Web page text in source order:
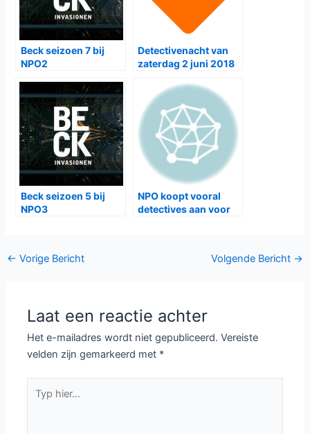
Beck seizoen 7 bij
NPO2
Detectivenacht van
zaterdag 2 juni 2018
Beck seizoen 5 bij
NPO3
NPO koopt vooral
detectives aan voor
Bericht
← Vorige Bericht Volgende Bericht →
Laat een reactie achter
Het e-mailadres wordt niet gepubliceerd. Vereiste
velden zijn gemarkeerd met *
hier...